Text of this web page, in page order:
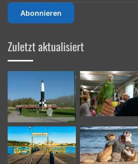
ihre
Zuletzt aktualisiert